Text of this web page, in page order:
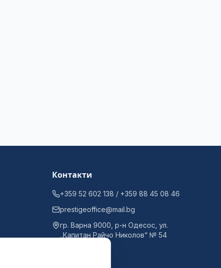
Контакти
+359 52 602 138 / +359 88 45 08 46
prestigeoffice@mail.bg
гр. Варна 9000, р-н Одесос, ул.
„Капитан Райчо Николов“ № 54